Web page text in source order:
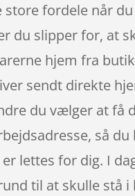
store fordele når
du slipper for, at
hjem fra
sendt direkte
du vælger at få
så
lettes for dig. I
til at skulle stå i